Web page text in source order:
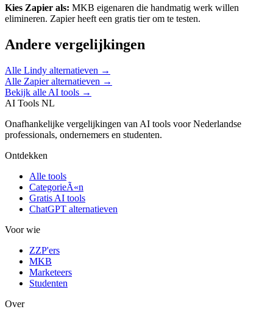
Kies Zapier als: MKB eigenaren die handmatig werk willen
elimineren. Zapier heeft een gratis tier om te testen.
Andere vergelijkingen
Alle Lindy alternatieven →
Alle Zapieralternatieven →
Bekijk alle AI tools →
AI Tools NL
Onafhankelijke vergelijkingen van AI tools voor Nederlandse
professionals, ondernemers en studenten.
Ontdekken
Alle tools
CategorieÃ«n
Gratis AI tools
ChatGPT alternatieven
Voor wie
ZZP'ers
MKB
Marketeers
Studenten
Over